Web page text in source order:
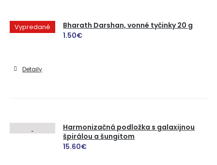
Vypredané
Bharath Darshan, vonné tyčinky 20 g
1.50€
Detaily
Harmonizačná podložka s galaxijnou
špirálou a šungitom
15.60€